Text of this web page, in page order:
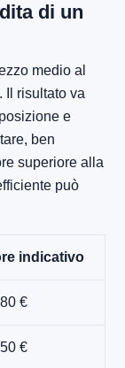
di un
medio al
Il risultato va
e
ben
superiore alla
può
indicativo
€
€